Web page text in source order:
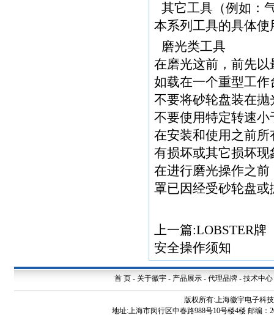
其它工具（例如：
本系列工具的具体
磨光类工具
在磨光这前，前先
如载在一个重型工
不要将砂轮盘装在抛
不要使用特定转速
在安装和使用之前
有损坏或其它损坏现
在进行磨光操作之
罩已因经受砂轮盘
上一篇:LOBSTER牌
安全操作须知
首 页- 关于徽宇- 产品展示- 代理品牌- 技术中心
版权所有:上海徽宇电子科
地址:上海市闵行区中春路988号10号楼4楼 邮编：